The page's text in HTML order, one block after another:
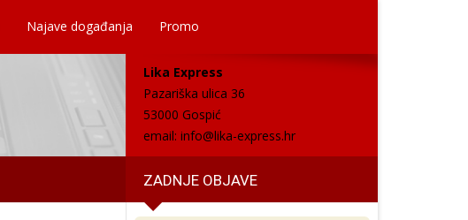
Najave događanja Promo
Lika Express
Pazariška ulica 36
53000 Gospić
email: info@lika-express.hr
ZADNJE OBJAVE